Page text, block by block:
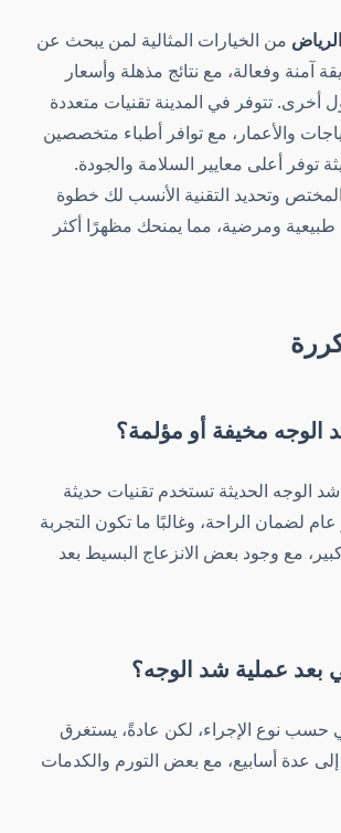
من الخيارات المثالية لمن يبحث عن
آمنة وفعالة، مع نتائج مذهلة وأسعار
أخرى. تتوفر في المدينة تقنيات متعددة
والأعمار، مع توافر أطباء متخصصين
توفر أعلى معايير السلامة والجودة.
وتحديد التقنية الأنسب لك خطوة
طبيعية ومرضية، مما يمنحك مظهرًا أكثر
مخيفة أو مؤلمة؟
الوجه الحديثة تستخدم تقنيات حديثة
لضمان الراحة، وغالبًا ما تكون التجربة
مع وجود بعض الانزعاج البسيط بعد
بعد عملية شد الوجه؟
حسب نوع الإجراء، لكن عادةً، يستغرق
عدة أسابيع، مع بعض التورم والكدمات